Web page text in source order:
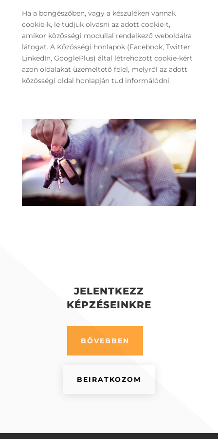
Ha a böngészőben, vagy a készüléken vannak
cookie-k, le tudjuk olvasni az adott cookie-t,
amikor közösségi modullal rendelkező weboldalra
látogat. A Közösségi honlapok (Facebook, Twitter,
LinkedIn, GooglePlus) által létrehozott cookie-kért
azon oldalakat üzemeltető felel, melyről az adott
közösségi oldal honlapján tud informálódni.
JELENTKEZZ
KÉPZÉSEINKRE
BŐVEBBEN
BEIRATKOZOM